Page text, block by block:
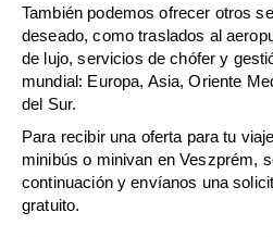
También podemos ofrecer otros
deseado, como traslados al
de lujo, servicios de chófer y
mundial: Europa, Asia, Oriente
del Sur.
Para recibir una oferta para tu
minibús o minivan en Veszprém,
continuación y envíanos una
gratuito.